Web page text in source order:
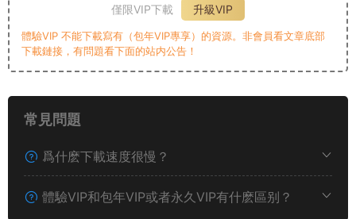
僅限VIP下載
升級VIP
體驗VIP 不能下載寫有（包年VIP專享）的資源。非會員看文章底部
下載鏈接，有問題看下面的站内公告！
常見問題
爲什麽下載速度很慢？
體驗VIP和包年VIP或者永久VIP有什麽區别？